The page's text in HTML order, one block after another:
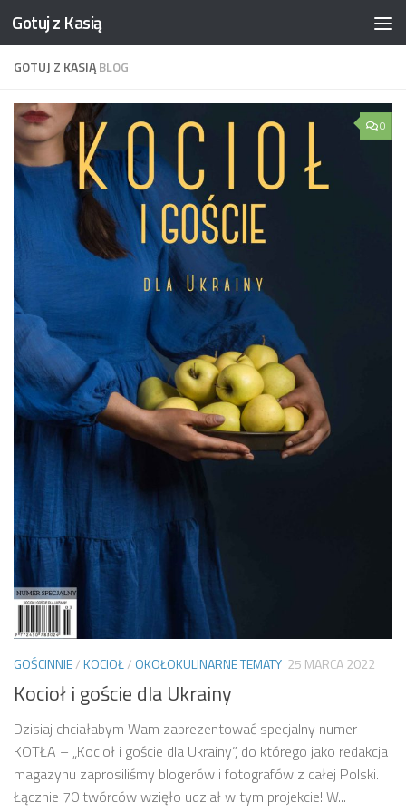
Skip to content
Gotuj z Kasią
GOTUJ Z KASIĄBLOG
0
GOŚCINNIE/KOCIOŁ/ OKOŁOKULINARNE TEMATY 25 MARCA 2022
Kocioł i goście dla Ukrainy
Dzisiaj chciałabym Wam zaprezentować specjalny numer
KOTŁA – „Kocioł i goście dla Ukrainy”, do którego jako redakcja
magazynu zaprosiliśmy blogerów i fotografów z całej Polski.
Łącznie 70 twórców wzięło udział w tym projekcie! W...